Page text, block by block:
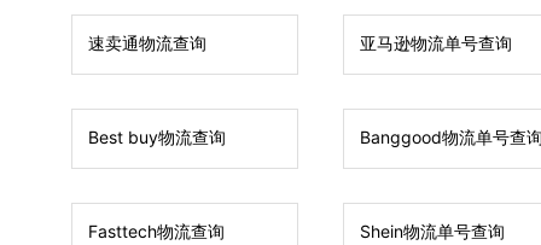
速卖通物流查询 亚马逊物流单号查询
Best buy物流查询 Banggood物流单号查
Fasttech物流查询 Shein物流单号查询